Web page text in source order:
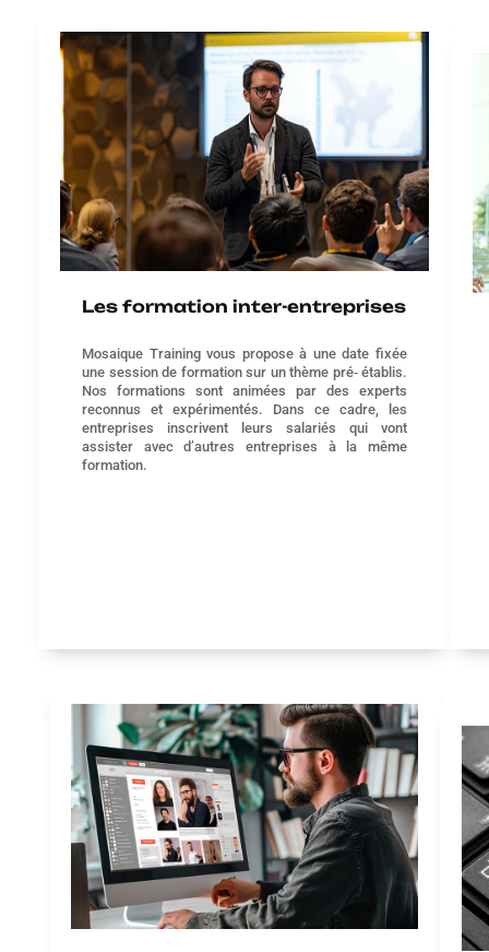
Les formation inter-entreprises
Mosaique Training vous propose à une date fixée
une session de formation sur un thème pré‐ établis.
Nos formations sont animées par des experts
reconnus et expérimentés. Dans ce cadre, les
entreprises inscrivent leurs salariés qui vont
assister avec d’autres entreprises à la même
formation.